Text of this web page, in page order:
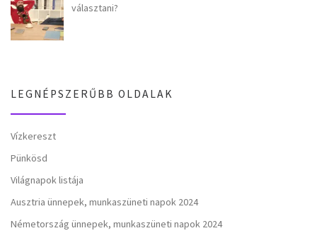
választani?
LEGNÉPSZERŰBB OLDALAK
Vízkereszt
Pünkösd
Világnapok listája
Ausztria ünnepek, munkaszüneti napok 2024
Németország ünnepek, munkaszüneti napok 2024